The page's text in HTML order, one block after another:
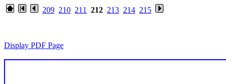
209 210 211 212 213 214 215
Display PDF Page